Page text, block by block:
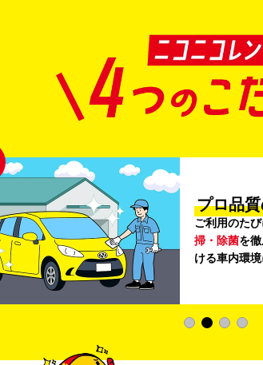
プロ品
ご利用のた
掃・除菌を
ける車内環